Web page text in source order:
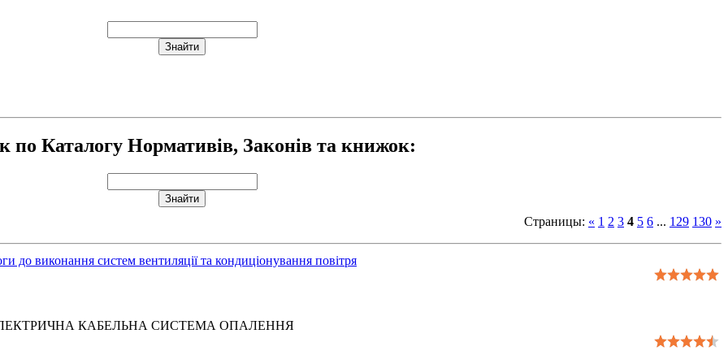
по Каталогу Нормативів, Законів та книжок:
Страницы: « 1 2 3 4 5 6 ... 129 130 »
виконання систем вентиляції та кондиціонування повітря
ЕЛЕКТРИЧНА КАБЕЛЬНА СИСТЕМА ОПАЛЕННЯ